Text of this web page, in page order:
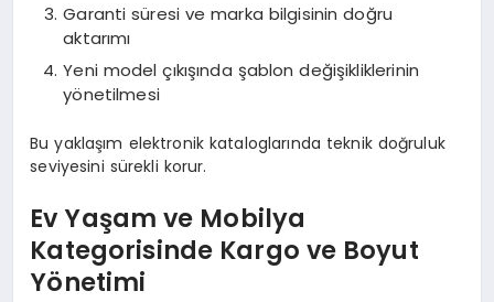
Garanti süresi ve marka bilgisinin doğru
aktarımı
Yeni model çıkışında şablon değişikliklerinin
yönetilmesi
Bu yaklaşım elektronik kataloglarında teknik doğruluk
seviyesini sürekli korur.
Ev Yaşam ve Mobilya
Kategorisinde Kargo ve Boyut
Yönetimi